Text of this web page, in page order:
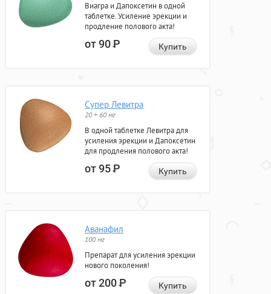
Виагра и Дапоксетин в одной
таблетке. Усиление эрекции и
продление полового акта!
от 90Р Купить
Супер Левитра
20 + 60 мг
В одной таблетке Левитра для
усиления эрекции и Дапоксетин
для продления полового акта!
от 95Р Купить
Аванафил
100 мг
Препарат для усиления эрекции
нового поколения!
от 200Р Купить